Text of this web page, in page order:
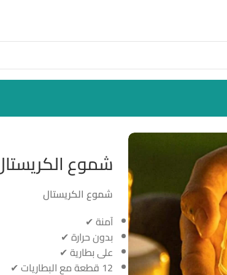
شموع
شموع الكريستال
آمنة ✔
بدون حرارة ✔
على بطارية ✔
12 قطعة مع البطاريات ✔